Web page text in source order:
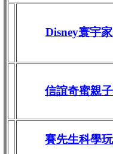
Disney寰宇
信誼奇蜜親
賽先生科學